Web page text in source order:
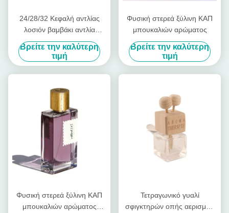
24/28/32 Κεφαλή αντλίας
λοσιόν βαμβάκι αντλία
λοσιόν ντους ζελέ αντλία
ξύλου
Βρείτε την καλύτερη
τιμή
Φυσική στερεά ξύλινη ΚΑΠ
μπουκαλιών αρώματος
Βρείτε την καλύτερη
τιμή
Φυσική στερεά ξύλινη ΚΑΠ
μπουκαλιών αρώματος
Τετραγωνικό γυαλί
σφιγκτηρών οπής αερισμού